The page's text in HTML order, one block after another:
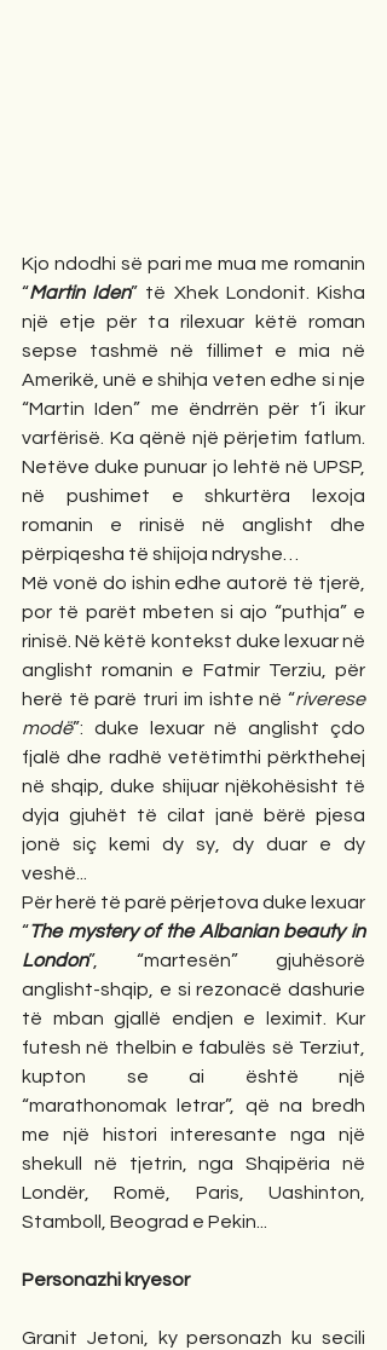
Kjo ndodhi së pari me mua me romanin
“Martin Iden” të Xhek Londonit. Kisha
një etje për ta rilexuar këtë roman
sepse tashmë në fillimet e mia në
Amerikë, unë e shihja veten edhe si nje
“Martin Iden” me ëndrrën për t’i ikur
varfërisë. Ka qënë një përjetim fatlum.
Netëve duke punuar jo lehtë në UPSP,
në pushimet e shkurtëra lexoja
romanin e rinisë në anglisht dhe
përpiqesha të shijoja ndryshe…
Më vonë do ishin edhe autorë të tjerë,
por të parët mbeten si ajo “puthja” e
rinisë. Në këtë kontekst duke lexuar në
anglisht romanin e Fatmir Terziu, për
herë të parë truri im ishte në “riverese
modë”: duke lexuar në anglisht çdo
fjalë dhe radhë vetëtimthi përkthehej
në shqip, duke shijuar njëkohësisht të
dyja gjuhët të cilat janë bërë pjesa
jonë siç kemi dy sy, dy duar e dy
veshë...
Për herë të parë përjetova duke lexuar
“The mystery of the Albanian beauty in
London”, “martesën” gjuhësorë
anglisht-shqip, e si rezonacë dashurie
të mban gjallë endjen e leximit. Kur
futesh në thelbin e fabulës së Terziut,
kupton se ai është një
“marathonomak letrar”, që na bredh
me një histori interesante nga një
shekull në tjetrin, nga Shqipëria në
Londër, Romë, Paris, Uashinton,
Stamboll, Beograd e Pekin...
Personazhi kryesor
Granit Jetoni, ky personazh ku secili